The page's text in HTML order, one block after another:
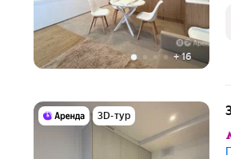
+16
3D-тур